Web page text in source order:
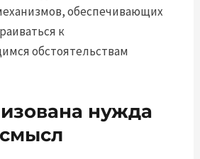
обеспечивающих
к
обстоятельствам
нужда